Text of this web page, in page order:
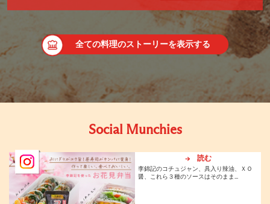
全ての料理のストーリーを表示する
Social Munchies
→ 読む
李錦記のコチュジャン、具入り辣油、ＸＯ
醤、これら３種のソースはそのまま...